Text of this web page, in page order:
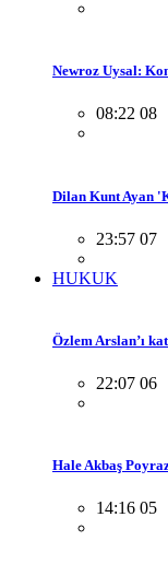
Newroz Uysal:
08:22 08
Dilan Kunt Ayan
23:57 07
HUKUK
Özlem Arslan’ı
22:07 06
Hale Akbaş
14:16 05